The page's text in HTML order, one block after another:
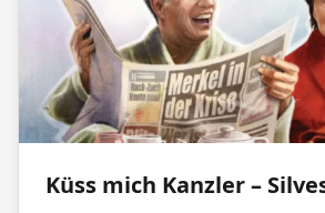
Küss mich Kanzler –